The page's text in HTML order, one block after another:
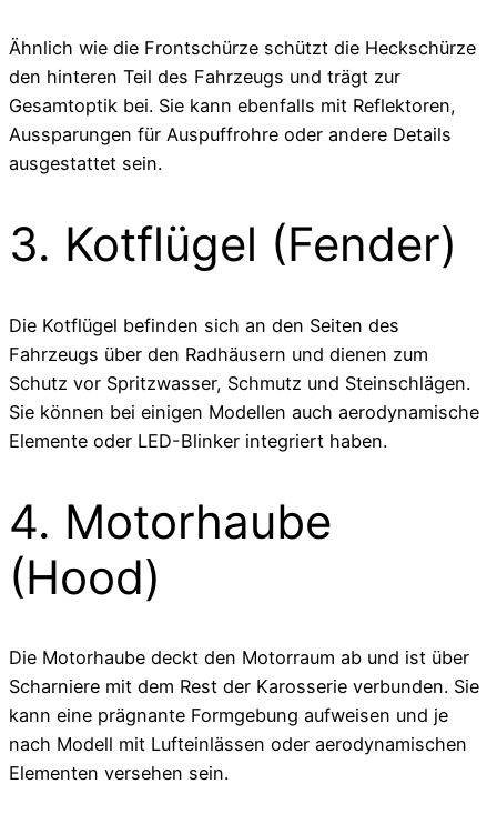
Ähnlich wie die Frontschürze schützt die Heckschürze
den hinteren Teil des Fahrzeugs und trägt zur
Gesamtoptik bei. Sie kann ebenfalls mit Reflektoren,
Aussparungen für Auspuffrohre oder andere Details
ausgestattet sein.
3. Kotflügel (Fender)
Die Kotflügel befinden sich an den Seiten des
Fahrzeugs über den Radhäusern und dienen zum
Schutz vor Spritzwasser, Schmutz und Steinschlägen.
Sie können bei einigen Modellen auch aerodynamische
Elemente oder LED-Blinker integriert haben.
4. Motorhaube
(Hood)
Die Motorhaube deckt den Motorraum ab und ist über
Scharniere mit dem Rest der Karosserie verbunden. Sie
kann eine prägnante Formgebung aufweisen und je
nach Modell mit Lufteinlässen oder aerodynamischen
Elementen versehen sein.